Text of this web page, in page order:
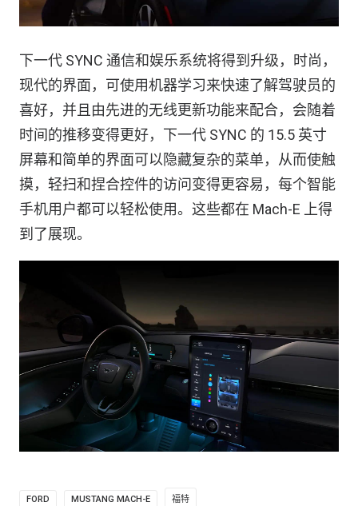
下一代 SYNC 通信和娱乐系统将得到升级，时尚，
现代的界面，可使用机器学习来快速了解驾驶员的
喜好，并且由先进的无线更新功能来配合，会随着
时间的推移变得更好，下一代 SYNC 的 15.5 英寸
屏幕和简单的界面可以隐藏复杂的菜单，从而使触
摸，轻扫和捏合控件的访问变得更容易，每个智能
手机用户都可以轻松使用。这些都在 Mach-E 上得
到了展现。
FORD MUSTANG MACH-E 福特